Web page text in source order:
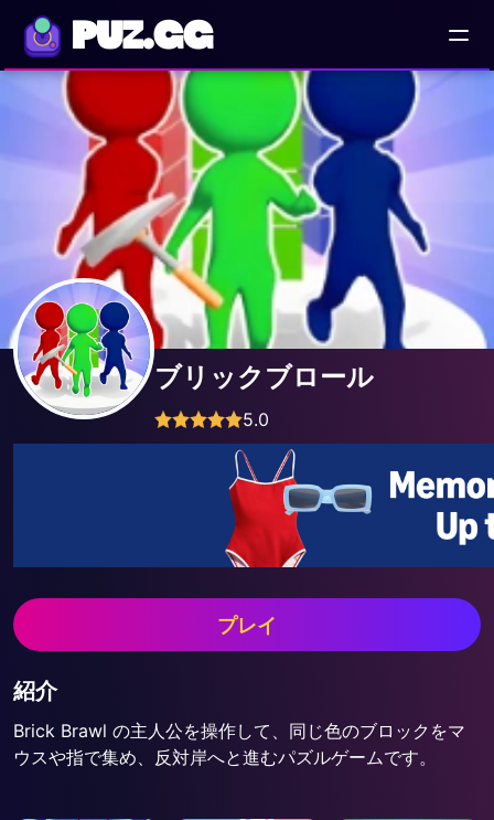
PUZ.GG
ブリックブロール
5.0
プレイ
紹介
Brick Brawl の主人公を操作して、同じ色のブロックをマ
ウスや指で集め、反対岸へと進むパズルゲームです。